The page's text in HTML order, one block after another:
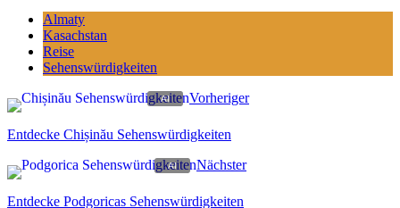
Almaty
Kasachstan
Reise
Sehenswürdigkeiten
Vorheriger
Entdecke Chișinău Sehenswürdigkeiten
Nächster
Entdecke Podgoricas Sehenswürdigkeiten